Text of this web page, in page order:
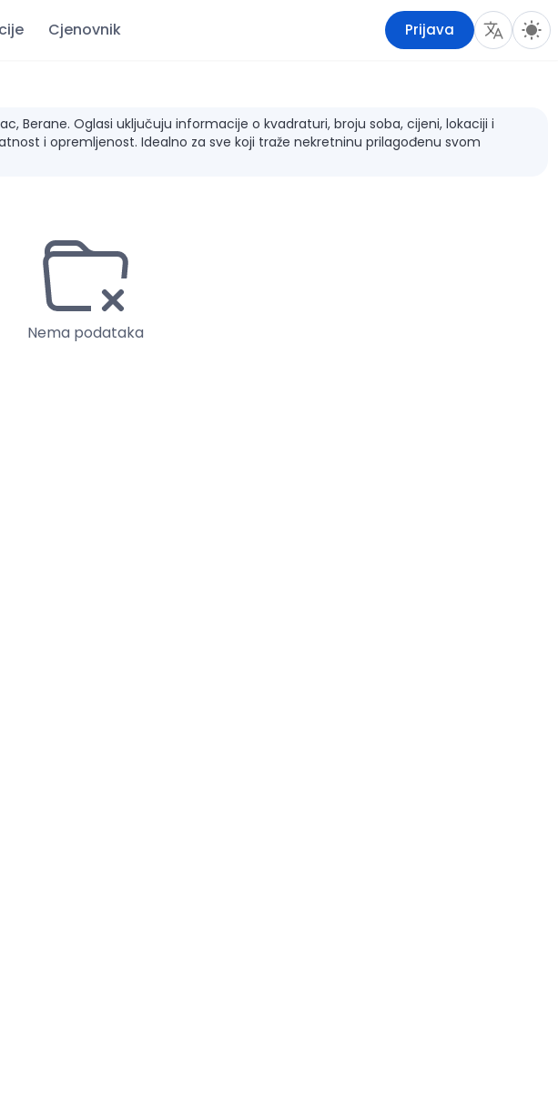
Cjenovnik Prijava
Berane. Oglasi uključuju informacije o kvadraturi, broju soba, cijeni, lokaciji i
i opremljenost. Idealno za sve koji traže nekretninu prilagođenu svom
Nema podataka